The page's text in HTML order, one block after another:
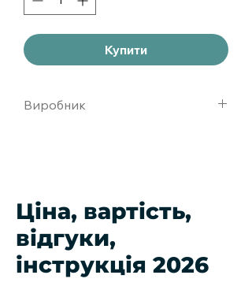
Купити
Виробник
Ціна, вартість,
відгуки,
інструкція 2026